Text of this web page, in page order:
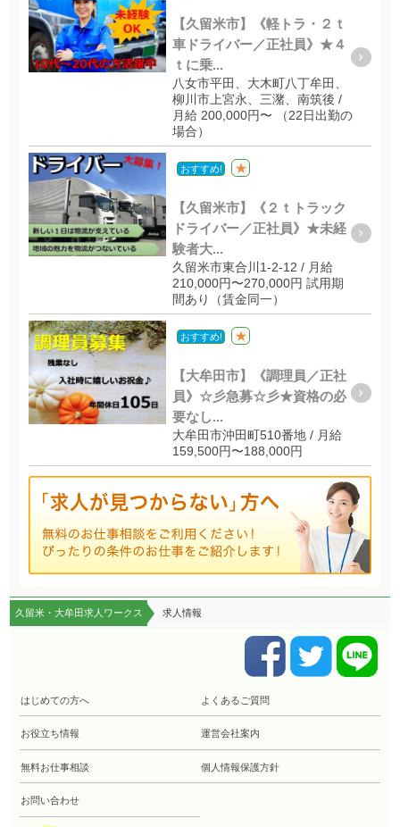
【久留米市】《軽トラ・２ｔ
車ドライバー／正社員》★４
ｔに乗...
八女市平田、大木町八丁牟田、
柳川市上宮永、三潴、南筑後 /
月給 200,000円〜 （22日出勤の
場合）
おすすめ! ★
【久留米市】《２ｔトラック
ドライバー／正社員》★未経
験者大...
久留米市東合川1-2-12 / 月給
210,000円〜270,000円 試用期
間あり（賃金同一）
おすすめ! ★
【大牟田市】《調理員／正社
員》☆彡急募☆彡★資格の必
要なし...
大牟田市沖田町510番地 / 月給
159,500円〜188,000円
久留米・大牟田求人ワークス 求人情報
はじめての方へ よくあるご質問
お役立ち情報 運営会社案内
無料お仕事相談 個人情報保護方針
お問い合わせ